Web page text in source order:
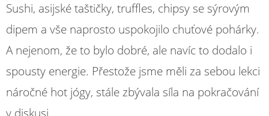
Sushi, asijské taštičky, truffles, chipsy se sýrovým
dipem a vše naprosto uspokojilo chuťové pohárky.
A nejenom, že to bylo dobré, ale navíc to dodalo i
spousty energie. Přestože jsme měli za sebou lekci
náročné hot jógy, stále zbývala síla na pokračování